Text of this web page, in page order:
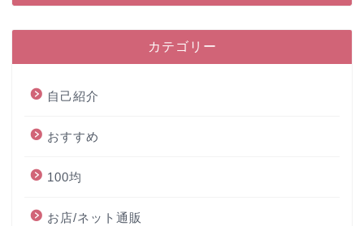
カテゴリー
自己紹介
おすすめ
100均
お店/ネット通販